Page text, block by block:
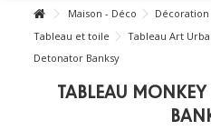
Maison - Déco Décoration
Tableau et toile
Tableau Art
Detonator Banksy
TABLEAU